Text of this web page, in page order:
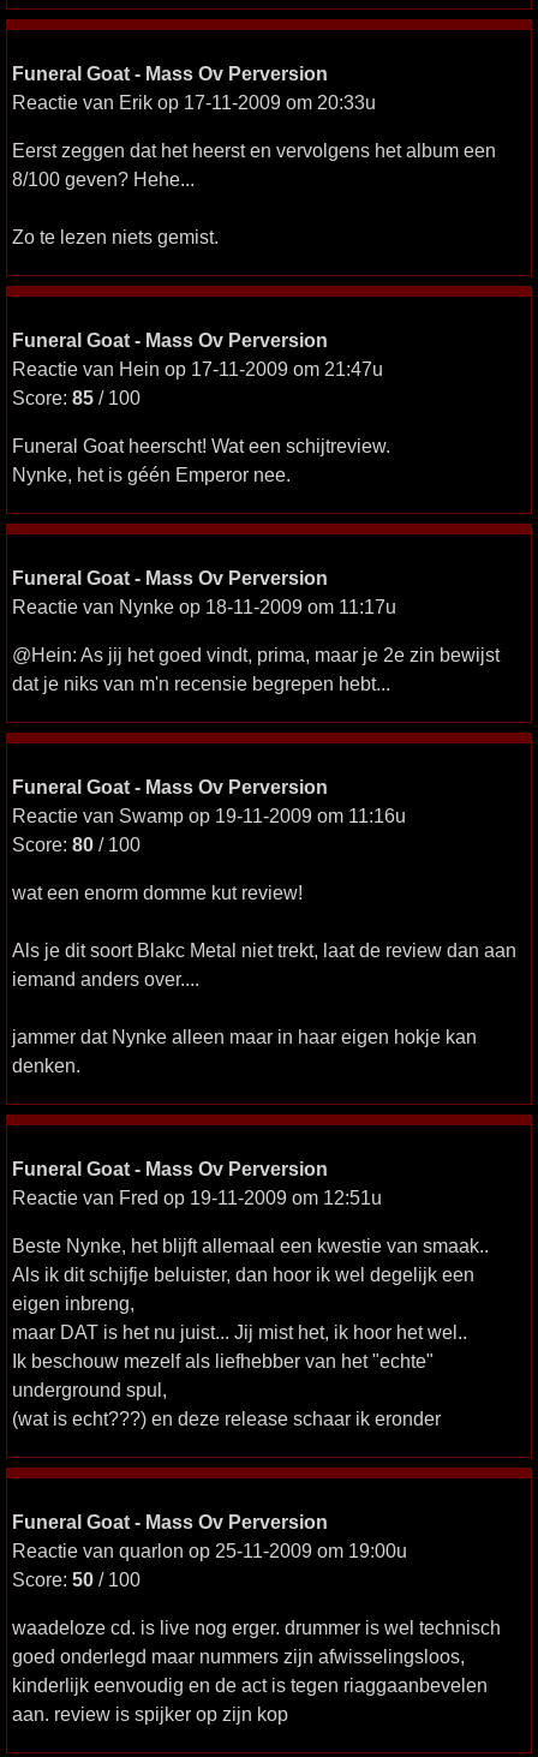
Funeral Goat - Mass Ov Perversion
Reactie van Erik op 17-11-2009 om 20:33u
Eerst zeggen dat het heerst en vervolgens het album een
8/100 geven? Hehe...
Zo te lezen niets gemist.
Funeral Goat - Mass Ov Perversion
Reactie van Hein op 17-11-2009 om 21:47u
Score: 85 / 100
Funeral Goat heerscht! Wat een schijtreview.
Nynke, het is géén Emperor nee.
Funeral Goat - Mass Ov Perversion
Reactie van Nynke op 18-11-2009 om 11:17u
@Hein: As jij het goed vindt, prima, maar je 2e zin bewijst
dat je niks van m'n recensie begrepen hebt...
Funeral Goat - Mass Ov Perversion
Reactie van Swamp op 19-11-2009 om 11:16u
Score: 80 / 100
wat een enorm domme kut review!
Als je dit soort Blakc Metal niet trekt, laat de review dan aan
iemand anders over....
jammer dat Nynke alleen maar in haar eigen hokje kan
denken.
Funeral Goat - Mass Ov Perversion
Reactie van Fred op 19-11-2009 om 12:51u
Beste Nynke, het blijft allemaal een kwestie van smaak..
Als ik dit schijfje beluister, dan hoor ik wel degelijk een
eigen inbreng,
maar DAT is het nu juist... Jij mist het, ik hoor het wel..
Ik beschouw mezelf als liefhebber van het "echte"
underground spul,
(wat is echt???) en deze release schaar ik eronder
Funeral Goat - Mass Ov Perversion
Reactie van quarlon op 25-11-2009 om 19:00u
Score: 50 / 100
waadeloze cd. is live nog erger. drummer is wel technisch
goed onderlegd maar nummers zijn afwisselingsloos,
kinderlijk eenvoudig en de act is tegen riaggaanbevelen
aan. review is spijker op zijn kop